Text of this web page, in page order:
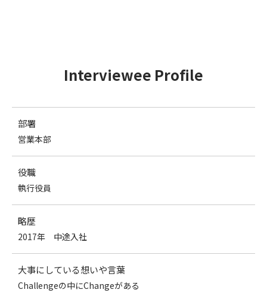
Interviewee Profile
部署
営業本部
役職
執行役員
略歴
2017年 中途入社
大事にしている想いや言葉
Challengeの中にChangeがある